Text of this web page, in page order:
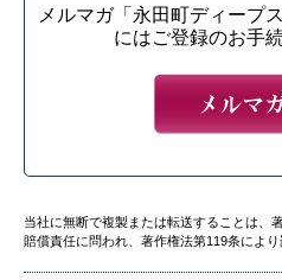
メルマガ「永田町ディープ
にはご登録のお手
当社に無断で複製または転送することは、
賠償責任に問われ、著作権法第119条によ